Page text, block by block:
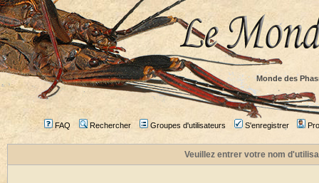
Monde des
FAQ Rechercher Groupes d'utilisateurs S'enregistrer
Veuillez entrer votre nom